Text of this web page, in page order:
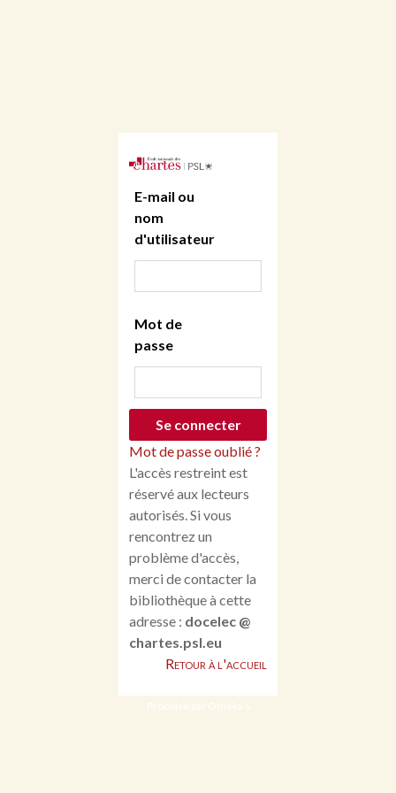
E-mail ou
nom
d'utilisateur
Mot de
passe
Mot de passe oublié ?
L'accès restreint est
réservé aux lecteurs
autorisés. Si vous
rencontrez un
problème d'accès,
merci de contacter la
bibliothèque à cette
adresse : docelec @
chartes.psl.eu
Retour à l'accueil
Propulsé par Omeka S